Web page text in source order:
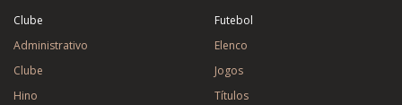
Clube
Administrativo
Clube
Hino
Futebol
Elenco
Jogos
Títulos